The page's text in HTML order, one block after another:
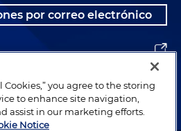
por correo electrónico
Cookies,” you agree to the storing
to enhance site navigation,
assist in our marketing efforts.
Notice